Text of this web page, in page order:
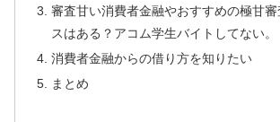
審査甘い消費者金融やおすすめの極甘
スはある？アコム学生バイトしてない。
消費者金融からの借り方を知りたい
まとめ